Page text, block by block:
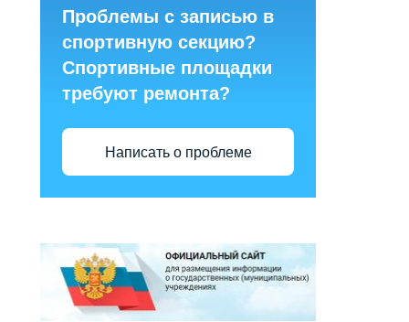
Проблемы с записью в
спортивную секцию?
Спортивные площадки
требуют ремонта?
Написать о проблеме